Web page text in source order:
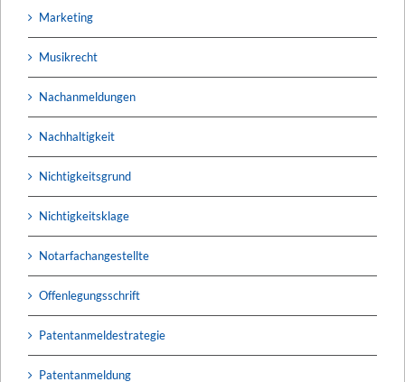
Marketing
Musikrecht
Nachanmeldungen
Nachhaltigkeit
Nichtigkeitsgrund
Nichtigkeitsklage
Notarfachangestellte
Offenlegungsschrift
Patentanmeldestrategie
Patentanmeldung